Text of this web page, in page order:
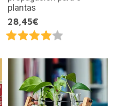
plantas
28,45€